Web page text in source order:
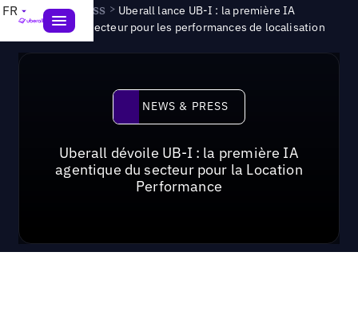
FR News & Press > Uberall lance UB-I : la première IA
agentique du secteur pour les performances de localisation
News & Press
NEWS & PRESS
Uberall dévoile UB-I : la première IA
agentique du secteur pour la Location
Performance